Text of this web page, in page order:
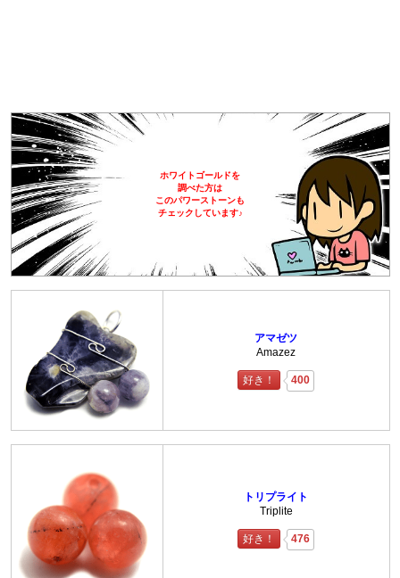
ホワイトゴールドを
調べた方は
このパワーストーンも
チェックしています♪
アマゼツ
Amazez
好き！ 400
トリプライト
Triplite
好き！ 476